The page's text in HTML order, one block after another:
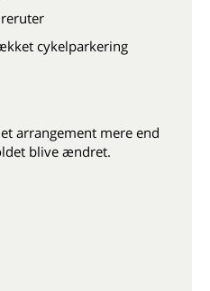
cykelparkering
arrangement mere end
blive ændret.